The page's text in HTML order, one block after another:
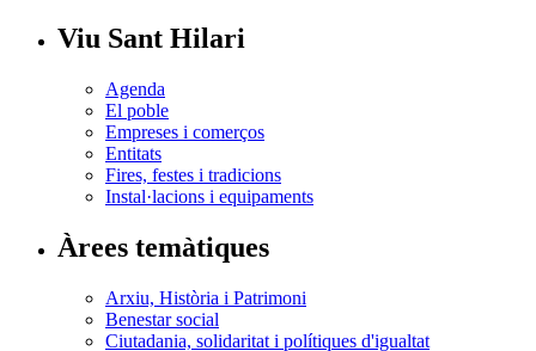
Viu Sant Hilari
Agenda
El poble
Empreses i comerços
Entitats
Fires, festes i tradicions
Instal·lacions i equipaments
Àrees temàtiques
Arxiu, Història i Patrimoni
Benestar social
Ciutadania, solidaritat i polítiques d'igualtat